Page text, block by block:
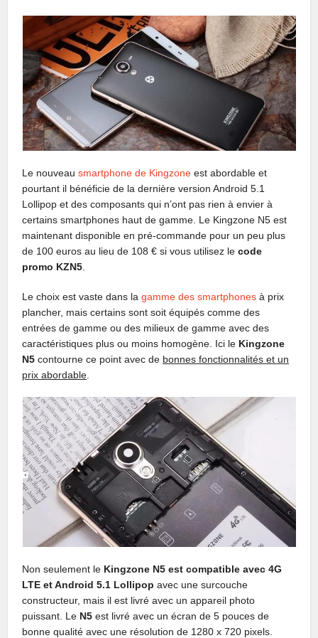
Le nouveausmartphone de Kingzone est abordable et
pourtant il bénéficie de la dernière version Android 5.1
Lollipop et des composants qui n’ont pas rien à envier à
certains smartphones haut de gamme. Le Kingzone N5 est
maintenant disponible en pré-commande pour un peu plus
de 100 euros au lieu de 108 € si vous utilisez lecode
promo KZN5
Le choix est vaste dans lagamme des smartphones à prix
plancher, mais certains sont soit équipés comme des
entrées de gamme ou des milieux de gamme avec des
caractéristiques plus ou moins homogène. Ici le Kingzone
N5 contourne ce point avec de bonnes fonctionnalités et un
prix abordable
Non seulement le Kingzone N5 est compatible avec 4G
LTE et Android 5.1 Lollipop avec une surcouche
constructeur, mais il est livré avec un appareil photo
puissant. Le N5 est livré avec un écran de 5 pouces de
bonne qualité avec une résolution de 1280 x 720 pixels.